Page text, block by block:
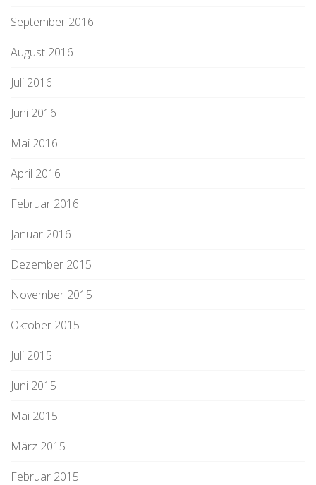
September 2016
August 2016
Juli 2016
Juni 2016
Mai 2016
April 2016
Februar 2016
Januar 2016
Dezember 2015
November 2015
Oktober 2015
Juli 2015
Juni 2015
Mai 2015
März 2015
Februar 2015